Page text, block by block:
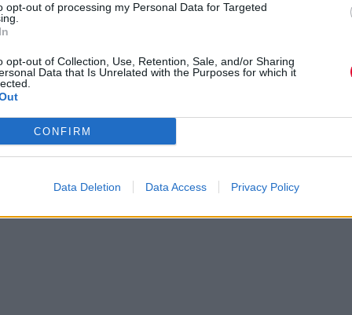
opt-out of processing my Personal Data for Targeted
opt-out of Collection, Use, Retention, Sale, and/or Sharing
Data that Is Unrelated with the Purposes for which it
CONFIRM
Data Deletion Data Access Privacy Policy